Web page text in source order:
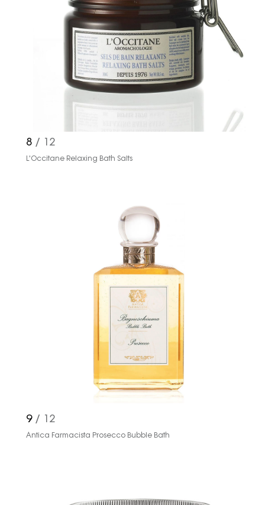
8 / 12
L'Occitane Relaxing Bath Salts
9/ 12
Antica Farmacista Prosecco Bubble Bath